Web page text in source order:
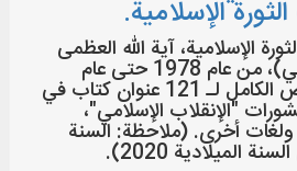
الإسلامية.
الإسلامية، آية الله العظمى
خامنئي (مد ظله العالي)، من عام 1978 حتى عام
2020، مصحوبة بالنص الكامل لـ 121 عنوان كتاب في
"الإنقلاب الإسلامي"،
ولغات أخرى. (ملاحظة: السنة